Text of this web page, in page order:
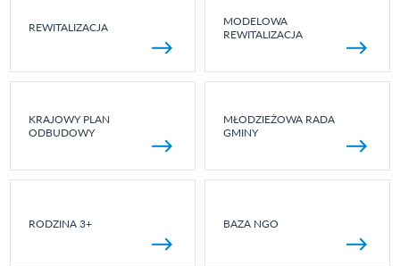
REWITALIZACJA
MODELOWA
REWITALIZACJA
KRAJOWY PLAN
ODBUDOWY
MŁODZIEŻOWA RADA
GMINY
RODZINA 3+ BAZA NGO